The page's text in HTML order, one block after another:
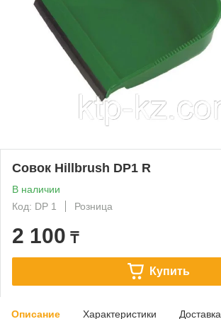
Совок Hillbrush DP1 R
В наличии
Код: DP 1
Розница
2 100 ₸
Купить
Описание Характеристики Доставка